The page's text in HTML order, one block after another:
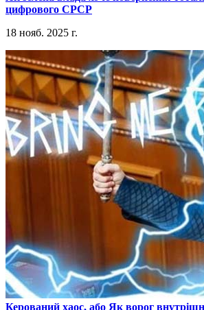
цифрового СРСР
18 нояб. 2025 г.
​Керований хаос, або Як ворог